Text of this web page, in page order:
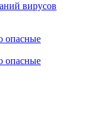
вирусов
опасные
опасные